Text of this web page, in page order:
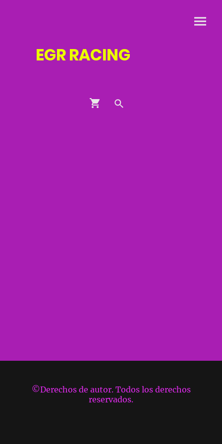
EGRRACING
©Derechos de autor. Todos los derechos
reservados.